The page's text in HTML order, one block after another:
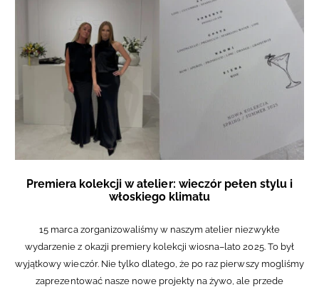
Premiera kolekcji w atelier: wieczór pełen stylu i
włoskiego klimatu
15 marca zorganizowaliśmy w naszym atelier niezwykłe
wydarzenie z okazji premiery kolekcji wiosna–lato 2025. To był
wyjątkowy wieczór. Nie tylko dlatego, że po raz pierwszy mogliśmy
zaprezentować nasze nowe projekty na żywo, ale przede